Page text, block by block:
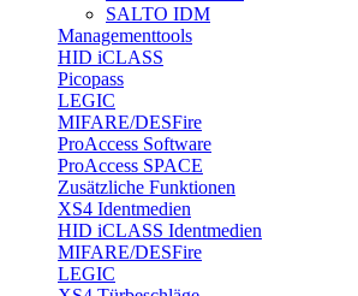
SALTO IDM
Managementtools
HID iCLASS
Picopass
LEGIC
MIFARE/DESFire
ProAccess Software
ProAccess SPACE
Zusätzliche Funktionen
XS4 Identmedien
HID iCLASS Identmedien
MIFARE/DESFire
LEGIC